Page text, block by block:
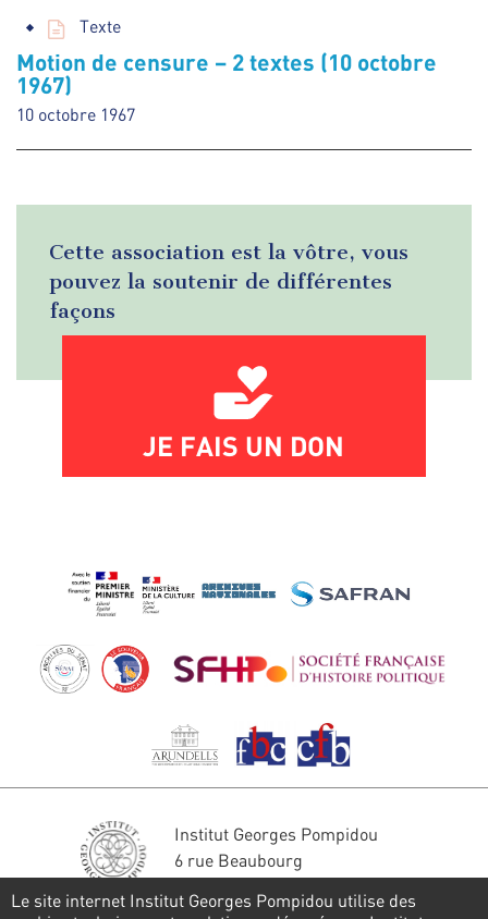
Texte
Motion de censure – 2 textes (10 octobre
1967)
10 octobre 1967
Cette association est la vôtre, vous
pouvez la soutenir de différentes
façons
JE FAIS UN DON
Institut Georges Pompidou
6 rue Beaubourg
Tél. : 01 44 78 41 22
Le site internet Institut Georges Pompidou utilise des